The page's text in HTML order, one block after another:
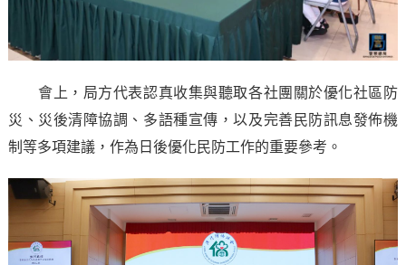
會上，局方代表認真收集與聽取各社團關於優化社區防
災、災後清障協調、多語種宣傳，以及完善民防訊息發佈機
制等多項建議，作為日後優化民防工作的重要參考。